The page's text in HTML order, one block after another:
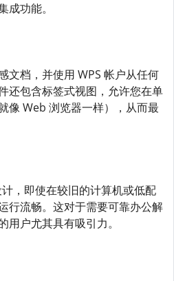
功能。
文档，并使用 WPS 帐户从任何
还包含标签式视图，允许您在单
像 Web 浏览器一样），从而最
，即使在较旧的计算机或低配
行流畅。这对于需要可靠办公解
户尤其具有吸引力。